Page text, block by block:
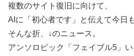
複数のサイト復旧に向けて、
AIに「初心者です」と伝えて今日
そんな折、↓のニュース。
アンソロピック「フェイブル5」